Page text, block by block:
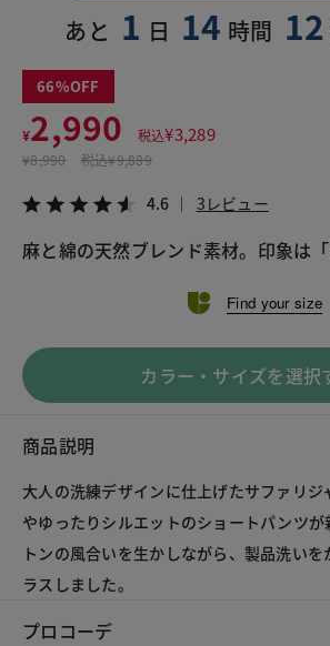
あと 1 日 14 時間 12
66
¥2,990 税込¥3,289
¥8,990 税込¥9,889
4.6 3レビュー
麻と綿の天然ブレンド素材。印象は「
Find your size
カラー・サイズを選択
商品説明
大人の洗練デザインに仕上げたサファリジ
やゆったりシルエットのショートパンツ
トンの風合いを生かしながら、製品洗い
ラスしました。
プロコーデ